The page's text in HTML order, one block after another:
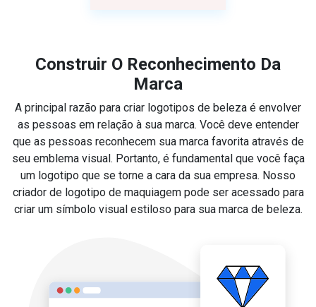
Construir O Reconhecimento Da
Marca
A principal razão para criar logotipos de beleza é envolver
as pessoas em relação à sua marca. Você deve entender
que as pessoas reconhecem sua marca favorita através de
seu emblema visual. Portanto, é fundamental que você faça
um logotipo que se torne a cara da sua empresa. Nosso
criador de logotipo de maquiagem pode ser acessado para
criar um símbolo visual estiloso para sua marca de beleza.